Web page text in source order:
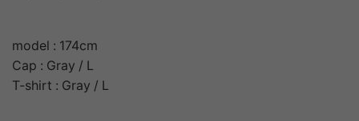
model : 174cm
Cap : Gray / L
T-shirt : Gray / L